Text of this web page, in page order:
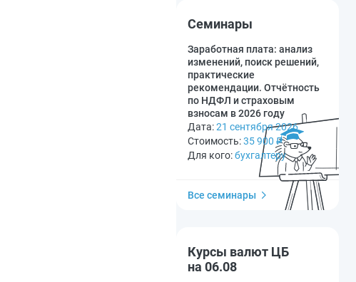
Семинары
Заработная плата: анализ
изменений, поиск решений,
практические
рекомендации. Отчётность
по НДФЛ и страховым
взносам в 2026 году
Дата:21 сентября 2026
Стоимость:35 900 ₽
Для кого:бухгалтеру
Все семинары
Курсы валют ЦБ
на 06.08